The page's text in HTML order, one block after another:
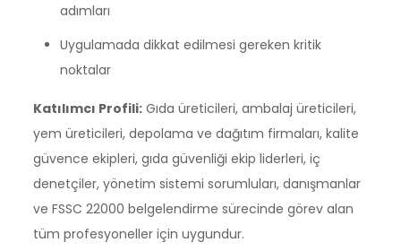
adımları
Uygulamada dikkat edilmesi gereken kritik
noktalar
Katılımcı Profili:Gıda üreticileri, ambalaj üreticileri,
yem üreticileri, depolama ve dağıtım firmaları, kalite
güvence ekipleri, gıda güvenliği ekip liderleri, iç
denetçiler, yönetim sistemi sorumluları, danışmanlar
ve FSSC 22000 belgelendirme sürecinde görev alan
tüm profesyoneller için uygundur.